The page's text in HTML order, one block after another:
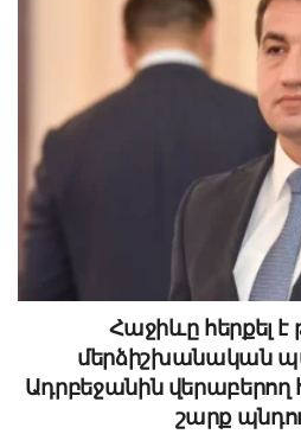
Հաջիևը հերքել
մերձիշխանական
Ադրբեջանին
շարք